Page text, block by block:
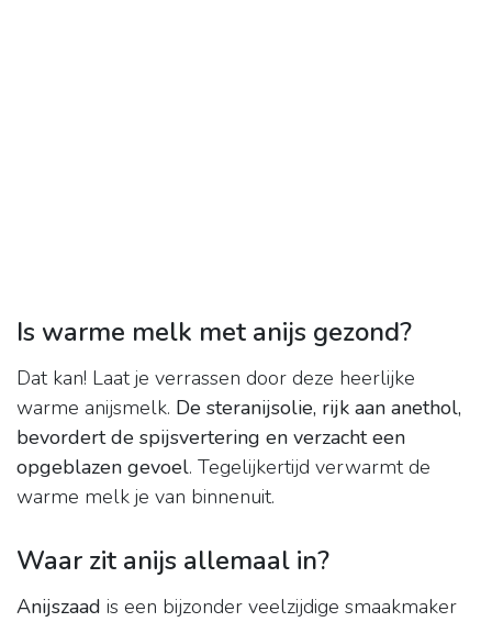
Is warme melk met anijs gezond?
Dat kan! Laat je verrassen door deze heerlijke
warme anijsmelk. De steranijsolie, rijk aan anethol,
bevordert de spijsvertering en verzacht een
opgeblazen gevoel. Tegelijkertijd verwarmt de
warme melk je van binnenuit.
Waar zit anijs allemaal in?
Anijszaad is een bijzonder veelzijdige smaakmaker